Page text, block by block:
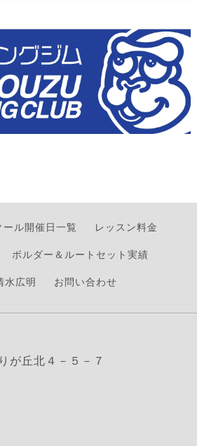
ール開催日一覧
レッスン料金
ボルダー＆ルートセット実績
広明
お問い合わせ
が丘北４－５－７